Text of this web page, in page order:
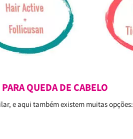
QUEDA DE CABELO
e aqui também existem muitas opções: